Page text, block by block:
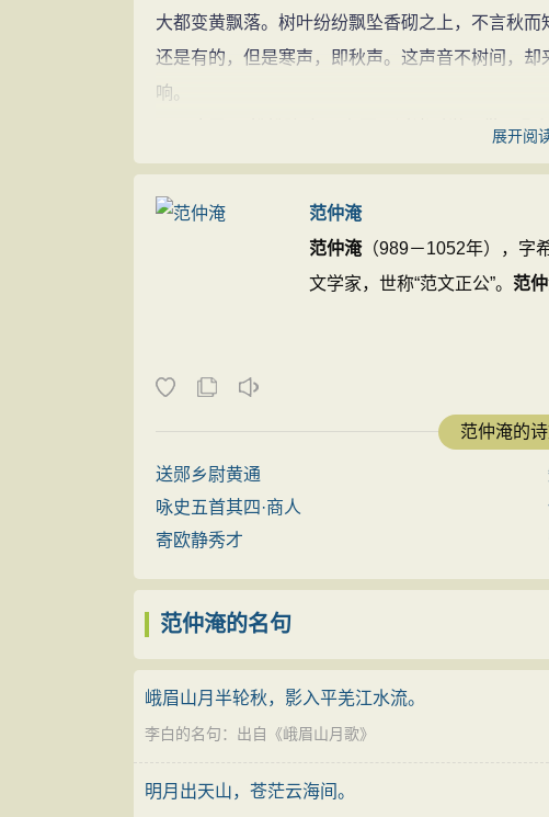
参考资料：
2、李霁野．《唐宋词启蒙》．北京：开明出版社，1993
5、李之亮．《白话宋词三百首》．长沙：岳麓书社，2005
大都变黄飘落。树叶纷纷飘坠香砌之上，不言秋
还是有的，但是寒声，即秋声。这声音不树间，
响。
这里写“纷纷坠叶”，主要是诉诸听觉，借耳朵所
三个字，不仅明说这细碎的声响就是坠叶的声音
知落叶声，由落叶而感知秋时之声，由秋声而感知
因这六个字勾画出秋夜空旷的天宇，实不减杜甫“
其声情顿挫，骨力遒劲。珠帘、银河、月色都写得
下片以一个“愁”字写酌酒垂泪的愁意，挑灯倚枕
忧解愁成了诗词中常咏的题材。范仲淹写酒化为
新意。他《苏幕遮》中就说：“酒入愁肠，化作相
成泪。”肠已愁断，酒无由入，虽未到愁肠，已先
堪，情更凄切。
灯明灭枕头欹”，室外月明如昼，室内昏灯如灭，
愁人倚枕对灯寂然凝思神态，这神态比起辗转反侧
心头萦绕，就是眉头攒聚。愁，内为愁肠愁心，外
展开阅
范仲淹
范仲淹（989－1052年），字
文学家，世称“范文正公”。 范
范仲淹的
送郧乡尉黄通
咏史五首其四·商人
寄欧静秀才
范仲淹的名句
峨眉山月半轮秋，影入平羌江水流。
李白的名句：出自《峨眉山月歌》
明月出天山，苍茫云海间。